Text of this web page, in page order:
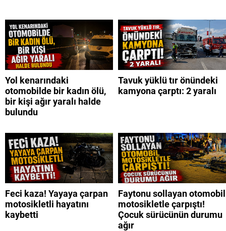
Yol kenarındaki
otomobilde bir kadın ölü,
bir kişi ağır yaralı halde
bulundu
Tavuk yüklü tır önündeki
kamyona çarptı: 2 yaralı
Feci kaza! Yayaya çarpan
motosikletli hayatını
kaybetti
Faytonu sollayan otomobil
motosikletle çarpıştı!
Çocuk sürücünün durumu
ağır